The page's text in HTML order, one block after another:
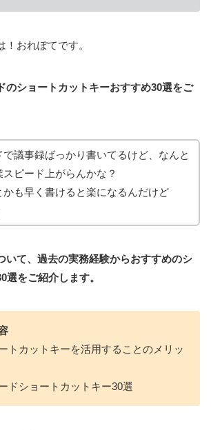
おれぽてです。
のショートカットキーおすすめ30選をご
で議事録ばっかり書いてるけど、なんと
スピード上がらんかな？
かも早く書けると楽になるんだけど
いて、過去の実務経験からおすすめのシ
選をご紹介します。
トカットキーを活用することのメリッ
ドショートカットキー30選